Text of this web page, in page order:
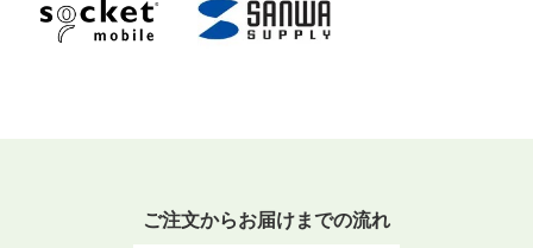
ご注文からお届けまでの流れ